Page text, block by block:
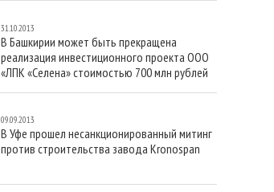
31.10.2013
В Башкирии может быть прекращена
реализация инвестиционного проекта ООО
«ЛПК «Селена» стоимостью 700 млн рублей
09.09.2013
В Уфе прошел несанкционированный митинг
против строительства завода Kronospan